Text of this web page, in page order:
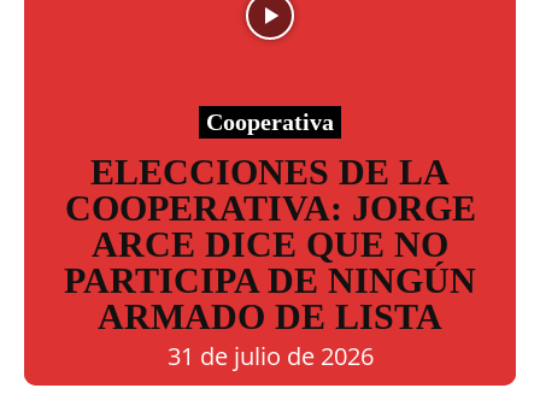
Cooperativa
ELECCIONES DE LA
COOPERATIVA: JORGE
ARCE DICE QUE NO
PARTICIPA DE NINGÚN
ARMADO DE LISTA
31 de julio de 2026